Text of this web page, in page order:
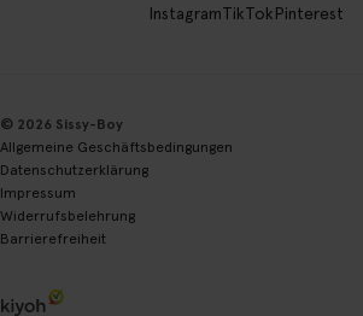
InstagramTikTokPinterest
© 2026 Sissy-Boy
Allgemeine Geschäftsbedingungen
Datenschutzerklärung
Impressum
Widerrufsbelehrung
Barrierefreiheit